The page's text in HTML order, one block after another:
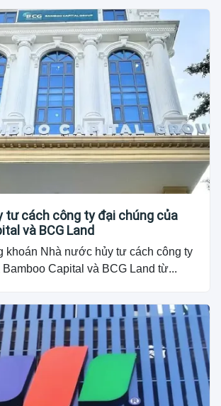
tư cách công ty đại chúng của
và BCG Land
khoán Nhà nước hủy tư cách công ty
Capital và BCG Land từ...